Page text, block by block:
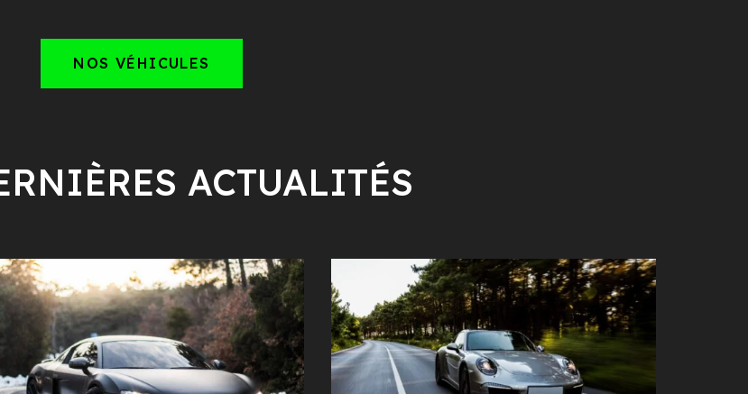
NOS VÉHICULES
ACTUALITÉS